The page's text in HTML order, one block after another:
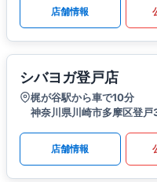
店舗情報
シバヨガ登戸店
梶が谷駅から車で10分
神奈川県川崎市多摩区登
店舗情報